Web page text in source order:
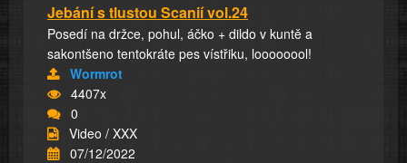
Jebání s tlustou Scanií vol.24
Posedí na držce, pohul, áčko + dildo v kuntě a
sakontšeno tentokráte pes vístřiku, loooooool!
Wormrot
4407x
0
Video / XXX
07/12/2022